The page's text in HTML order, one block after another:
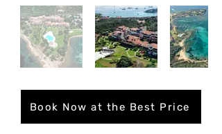
Book Now at the Best Price